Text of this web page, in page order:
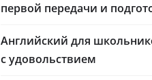
первой передачи и
Английский для
с удовольствием